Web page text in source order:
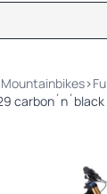
Mountainbikes›